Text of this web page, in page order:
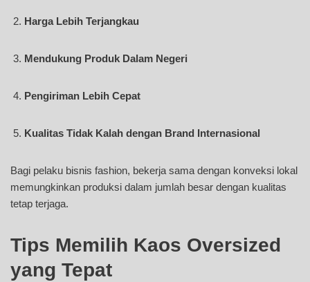
Harga Lebih Terjangkau
Mendukung Produk Dalam Negeri
Pengiriman Lebih Cepat
Kualitas Tidak Kalah dengan Brand Internasional
Bagi pelaku bisnis fashion, bekerja sama dengan konveksi lokal
memungkinkan produksi dalam jumlah besar dengan kualitas
tetap terjaga.
Tips Memilih Kaos Oversized
yang Tepat